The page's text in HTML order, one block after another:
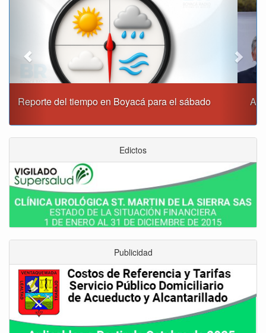
Alcaldía de Tunja y Gobernación de Boyacá firmaron
Edictos
Publicidad